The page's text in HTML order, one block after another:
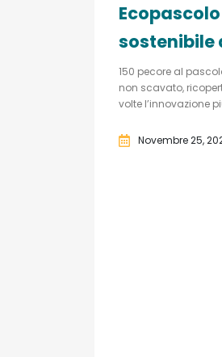
sostenibile
150 pecore al
non scavato,
volte l’innovazione
Novembre 25,